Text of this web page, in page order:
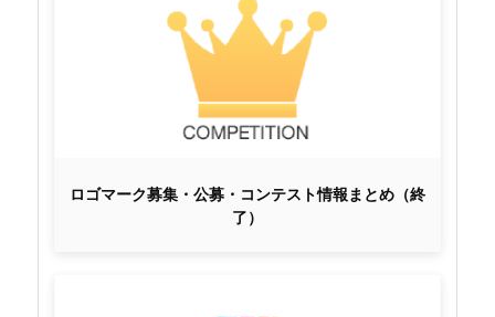
ロゴマーク募集・公募・コンテスト情報まとめ（終
了）